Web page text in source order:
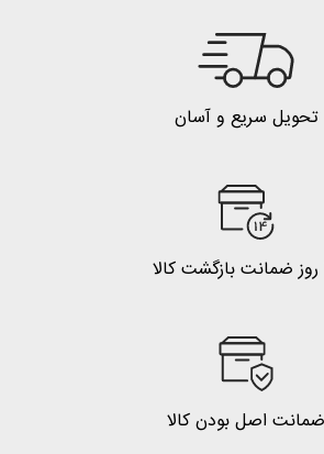
تحویل سریع و آسان
ضمانت اصل بودن کالا